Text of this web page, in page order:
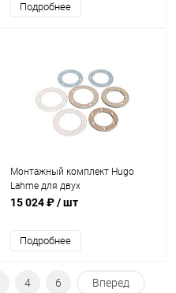
Подробнее
Монтажный комплект Hugo
Lahme для двух
гидромассажных форсунок
15 024 ₽/ шт
Подробнее
4 6 Вперед